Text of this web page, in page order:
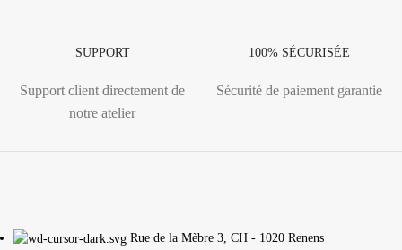
SUPPORT
Support client directement de
notre atelier
100% SÉCURISÉE
Sécurité de paiement garantie
Rue de la Mèbre 3, CH - 1020 Renens